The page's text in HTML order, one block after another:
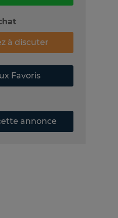
à discuter
Favoris
annonce